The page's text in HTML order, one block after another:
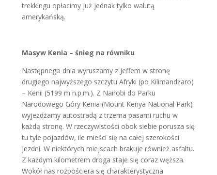
trekkingu opłacimy już jednak tylko walutą
amerykańską.
Masyw Kenia – śnieg na równiku
Następnego dnia wyruszamy z Jeffem w stronę
drugiego najwyższego szczytu Afryki (po Kilimandżaro)
– Kenii (5199 m n.p.m.). Z Nairobi do Parku
Narodowego Góry Kenia (Mount Kenya National Park)
wyjeżdżamy autostradą z trzema pasami ruchu w
każdą stronę. W rzeczywistości obok siebie porusza się
tu tyle pojazdów, ile mieści się na całej szerokości
jezdni. W niektórych miejscach brakuje również asfaltu.
Z każdym kilometrem droga staje się coraz węższa.
Wokół nas rozpościera się charakterystyczna